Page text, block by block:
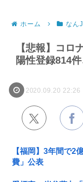
ホーム なんJ
【悲報】コロ
陽性登録814
2020.09.20 22:26
【福岡】3年間で
費」公表